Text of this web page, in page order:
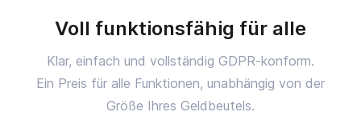
Voll funktionsfähig für alle
Klar, einfach und vollständig GDPR-konform.
Ein Preis für alle Funktionen, unabhängig von der
Größe Ihres Geldbeutels.